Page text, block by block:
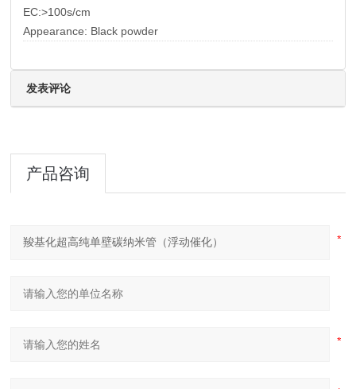
EC:>100s/cm
Appearance: Black powder
发表评论
产品咨询